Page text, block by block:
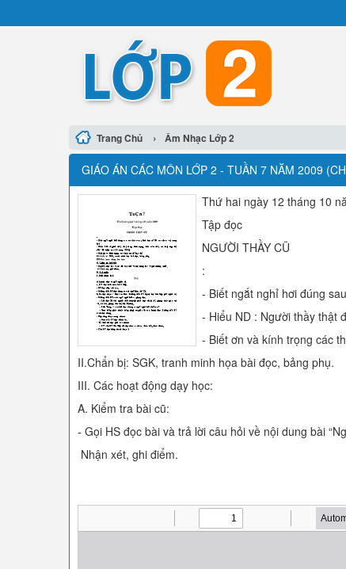
Trang Chủ › Âm Nhạc Lớp 2
GIÁO ÁN CÁC MÔN LỚP 2 - TUẦN 7 NĂM 2009
Thứ hai ngày 12 tháng 10
Tập đọc
NGƯỜI THẦY CŨ
:
- Biết ngắt nghỉ hơi đúng
- Hiểu ND : Người thầy thật
- Biết ơn và kính trọng các
II.Chẩn bị: SGK, tranh minh họa bài đọc, bảng phụ.
III. Các hoạt động dạy học:
A. Kiểm tra bài cũ:
- Gọi HS đọc bài và trả lời câu hỏi về nội dung bài
Nhận xét, ghi điểm.